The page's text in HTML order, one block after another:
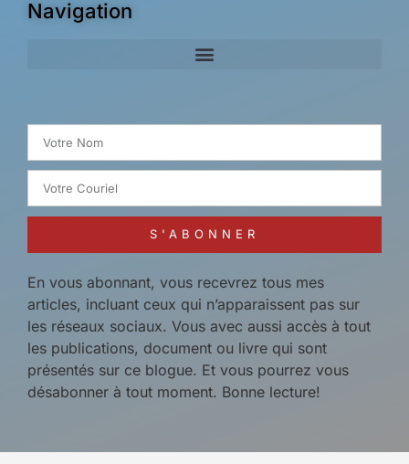
Navigation
S'ABONNER
En vous abonnant, vous recevrez tous mes
articles, incluant ceux qui n’apparaissent pas sur
les réseaux sociaux. Vous avec aussi accès à tout
les publications, document ou livre qui sont
présentés sur ce blogue. Et vous pourrez vous
désabonner à tout moment. Bonne lecture!